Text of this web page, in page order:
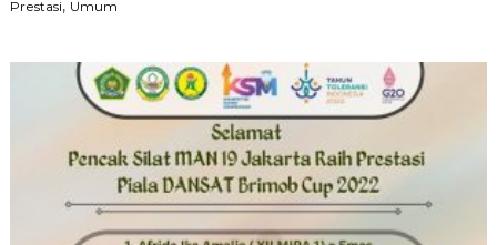
Prestasi, Umum